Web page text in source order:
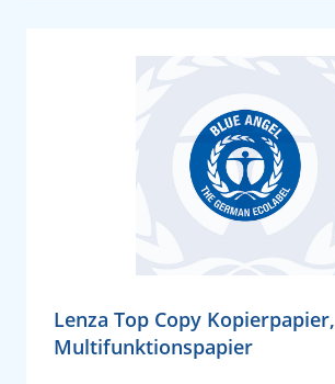
Lenza Top Copy Kopierpapier,
Multifunktionspapier